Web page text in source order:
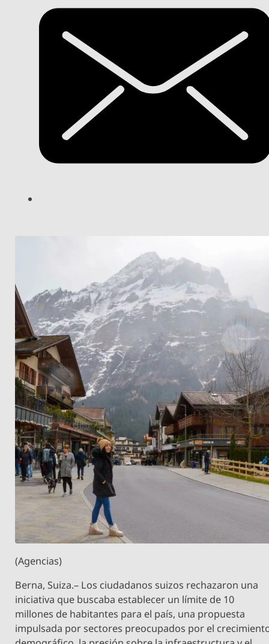
(Agencias)
Berna, Suiza.– Los ciudadanos suizos rechazaron una
iniciativa que buscaba establecer un límite de 10
millones de habitantes para el país, una propuesta
impulsada por sectores preocupados por el